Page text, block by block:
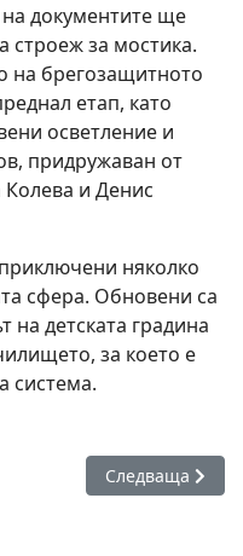
документите ще
строеж за мостика.
на брегозащитното
етап, като
осветление и
придружаван от
и Денис
няколко
сфера. Обновени са
на детската градина
за което е
система.
Царево са
Следваща
Следваща